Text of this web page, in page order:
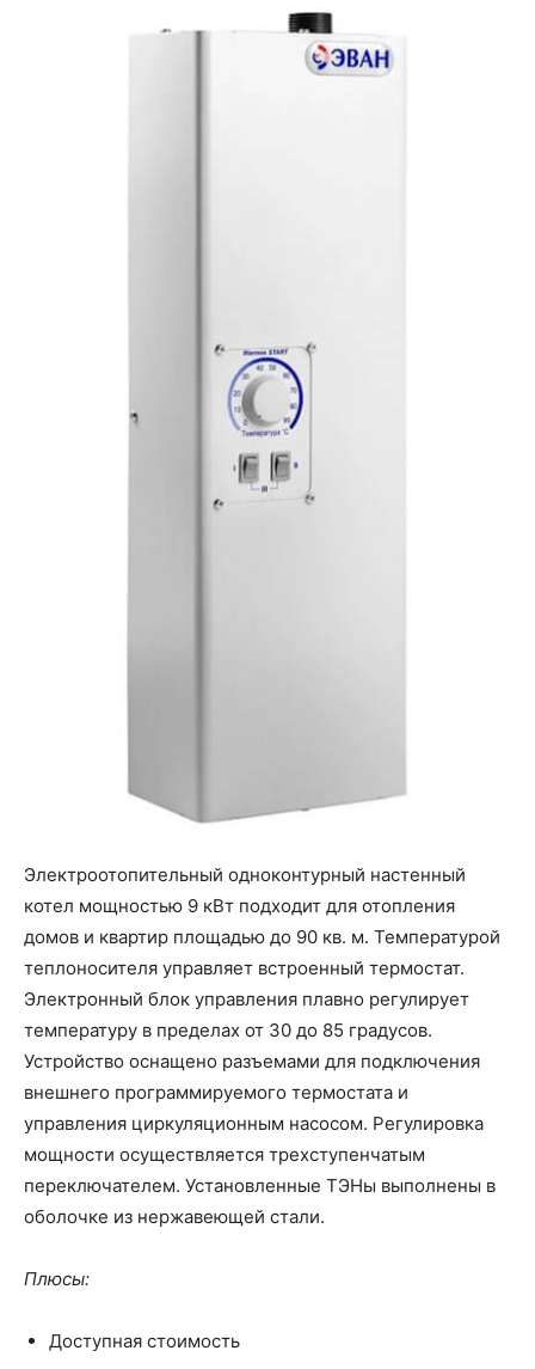
Электроотопительный одноконтурный настенный
котел мощностью 9 кВт подходит для отопления
домов и квартир площадью до 90 кв. м. Температурой
теплоносителя управляет встроенный термостат.
Электронный блок управления плавно регулирует
температуру в пределах от 30 до 85 градусов.
Устройство оснащено разъемами для подключения
внешнего программируемого термостата и
управления циркуляционным насосом. Регулировка
мощности осуществляется трехступенчатым
переключателем. Установленные ТЭНы выполнены в
оболочке из нержавеющей стали.
Плюсы:
Доступная стоимость